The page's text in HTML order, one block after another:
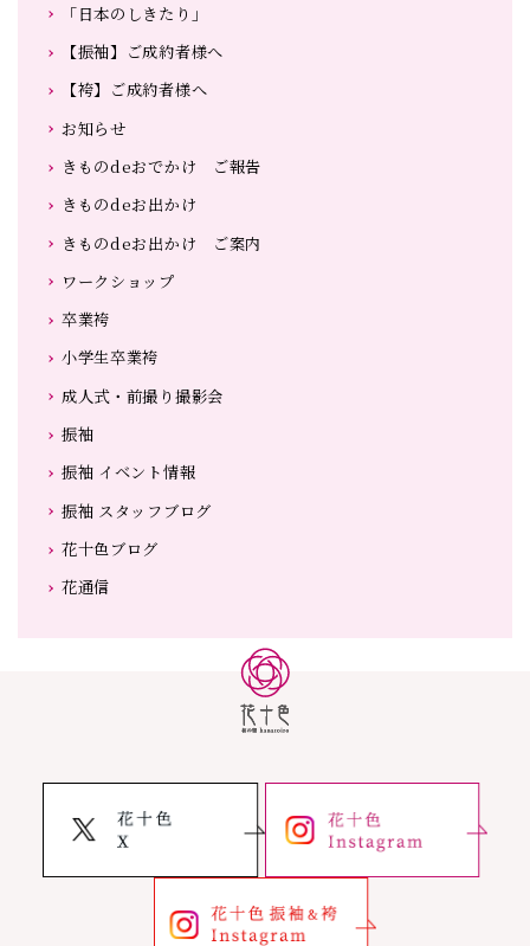
「日本のしきたり」
【振袖】ご成約者様へ
【袴】ご成約者様へ
お知らせ
きものdeおでかけ ご報告
きものdeお出かけ
きものdeお出かけ ご案内
ワークショップ
卒業袴
小学生卒業袴
成人式・前撮り撮影会
振袖
振袖 イベント情報
振袖 スタッフブログ
花十色ブログ
花通信